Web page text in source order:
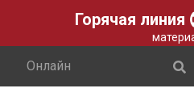
Горячая линия
Онлайн